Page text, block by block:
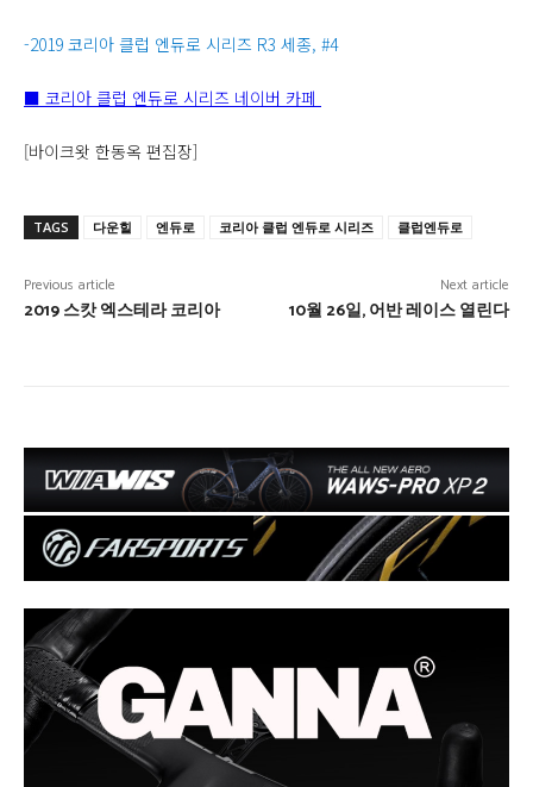
-2019 코리아 클럽 엔듀로 시리즈 R3 세종, #4
■ 코리아 클럽 엔듀로 시리즈 네이버 카페
[바이크왓 한동옥 편집장]
TAGS 다운힐 엔듀로 코리아 클럽 엔듀로 시리즈 클럽엔듀로
Previous article
2019 스캇 엑스테라 코리아
Next article
10월 26일, 어반 레이스 열린다